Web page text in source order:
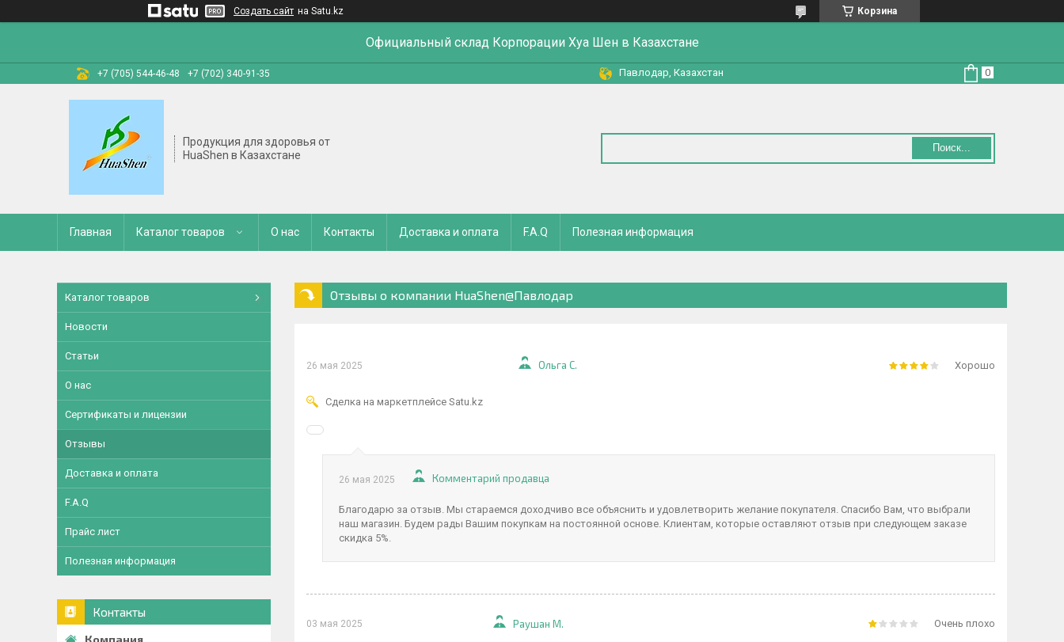
Создать сайт на Satu.kz Корзина
Официальный склад Корпорации Хуа Шен в Казахстане
+7 (705) 544-46-48 +7 (702) 340-91-35 Павлодар, Казахстан
Продукция для здоровья от
HuaShen в Казахстане
Поиск...
Главная Каталог товаров О нас Контакты Доставка и оплата F.A.Q Полезная информация
Отзывы о компании HuaShen@Павлодар
26 мая 2025 Ольга С. Хорошо
Сделка на маркетплейсе Satu.kz
26 мая 2025 Комментарий продавца
Благодарю за отзыв. Мы стараемся доходчиво все объяснить и удовлетворить желание покупателя. Спасибо Вам, что выбрали
наш магазин. Будем рады Вашим покупкам на постоянной основе. Клиентам, которые оставляют отзыв при следующем заказе
скидка 5%.
03 мая 2025 Раушан М. Очень плохо
Каталог товаров
Новости
Статьи
О нас
Сертификаты и лицензии
Отзывы
Доставка и оплата
F.A.Q
Прайс лист
Полезная информация
Контакты